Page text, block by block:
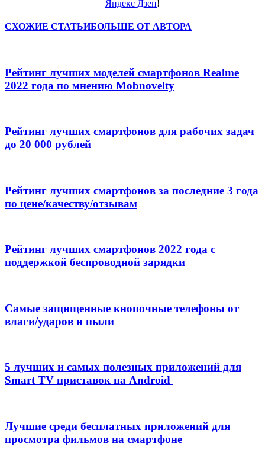
Яндекс Дзен!
СХОЖИЕ СТАТЬИБОЛЬШЕ ОТ АВТОРА
Рейтинг лучших моделей смартфонов Realme
2022 года по мнению Mobnovelty
Рейтинг лучших смартфонов для рабочих задач
до 20 000 рублей
Рейтинг лучших смартфонов за последние 3 года
по цене/качеству/отзывам
Рейтинг лучших смартфонов 2022 года с
поддержкой беспроводной зарядки
Самые защищенные кнопочные телефоны от
влаги/ударов и пыли
5 лучших и самых полезных приложений для
Smart TV приставок на Android
Лучшие среди бесплатных приложений для
просмотра фильмов на смартфоне